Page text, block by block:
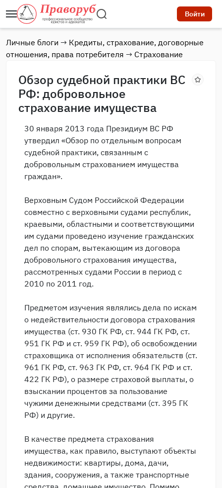
Войти
Личные блоги → Кредиты, страхование, договорные
отношения, права потребителя → Страхование
Обзор судебной практики ВС
РФ: добровольное
страхование имущества
30 января 2013 года Президиум ВС РФ
утвердил «Обзор по отдельным вопросам
судебной практики, связанным с
добровольным страхованием имущества
граждан».
Верховным Судом Российской Федерации
совместно с верховными судами республик,
краевыми, областными и соответствующими
им судами проведено изучение гражданских
дел по спорам, вытекающим из договора
добровольного страхования имущества,
рассмотренных судами России в период с
2010 по 2011 год.
Предметом изучения являлись дела по искам
о недействительности договора страхования
имущества (ст. 930 ГК РФ, ст. 944 ГК РФ, ст.
951 ГК РФ и ст. 959 ГК РФ), об освобождении
страховщика от исполнения обязательств (ст.
961 ГК РФ, ст. 963 ГК РФ, ст. 964 ГК РФ и ст.
422 ГК РФ), о размере страховой выплаты, о
взыскании процентов за пользование
чужими денежными средствами (ст. 395 ГК
РФ) и другие.
В качестве предмета страхования
имущества, как правило, выступают объекты
недвижимости: квартиры, дома, дачи,
здания, сооружения, а также транспортные